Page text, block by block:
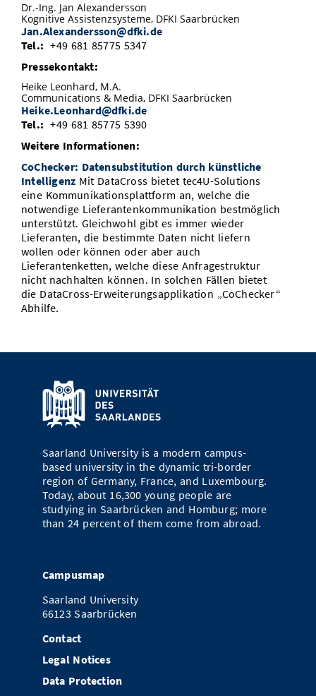
Dr.-Ing. Jan Alexandersson
Kognitive Assistenzsysteme, DFKI Saarbrücken
Jan.Alexandersson@dfki.de
Tel.: +49 681 85775 5347
Pressekontakt:
Heike Leonhard, M.A.
Communications & Media, DFKI Saarbrücken
Heike.Leonhard@dfki.de
Tel.: +49 681 85775 5390
Weitere Informationen:
CoChecker: Datensubstitution durch künstliche
Intelligenz Mit DataCross bietet tec4U-Solutions
eine Kommunikationsplattform an, welche die
notwendige Lieferantenkommunikation bestmöglich
unterstützt. Gleichwohl gibt es immer wieder
Lieferanten, die bestimmte Daten nicht liefern
wollen oder können oder aber auch
Lieferantenketten, welche diese Anfragestruktur
nicht nachhalten können. In solchen Fällen bietet
die DataCross-Erweiterungsapplikation „CoChecker“
Abhilfe.
Saarland University is a modern campus-
based university in the dynamic tri-border
region of Germany, France, and Luxembourg.
Today, about 16,300 young people are
studying in Saarbrücken and Homburg; more
than 24 percent of them come from abroad.
Campusmap
Saarland University
66123 Saarbrücken
Contact
Legal Notices
Data Protection